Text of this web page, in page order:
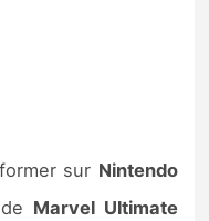
sur Nintendo
Marvel Ultimate